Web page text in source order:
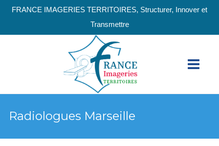
FRANCE IMAGERIES TERRITOIRES, Structurer, Innover et
Transmettre
Radiologues Marseille